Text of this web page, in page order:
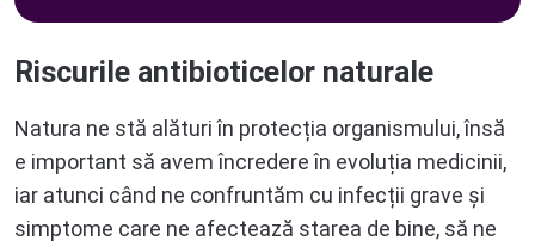
Riscurile antibioticelor naturale
Natura ne stă alături în protecția organismului, însă
e important să avem încredere în evoluția medicinii,
iar atunci când ne confruntăm cu infecții grave și
simptome care ne afectează starea de bine, să ne